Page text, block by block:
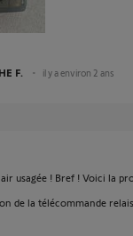
F. il y a environ 2 ans
usagée ! Bref ! Voici la
de la télécommande relais